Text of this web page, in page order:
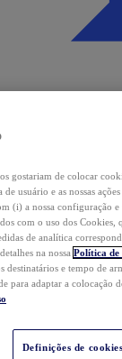
gostariam de colocar
de usuário e as nossas
(i) a nossa configuração
com o uso dos
de analítica
na nossa Política de
destinatários e tempo de
para adaptar a colocação
Definições de cookies